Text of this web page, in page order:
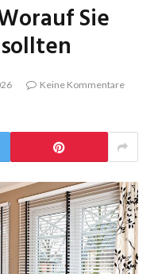
Sie
Keine Kommentare